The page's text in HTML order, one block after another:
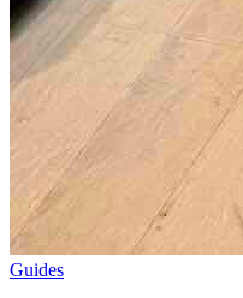
Guides